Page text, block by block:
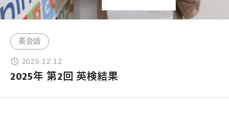
よくあるご質問
お問い合わせ
団体向け出張英会話
英会話
2025.12.12
2025年 第2回 英検結果